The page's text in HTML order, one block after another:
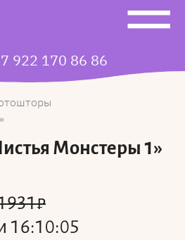
922 170 86 86
Монстеры 1»
₽
16:10:05